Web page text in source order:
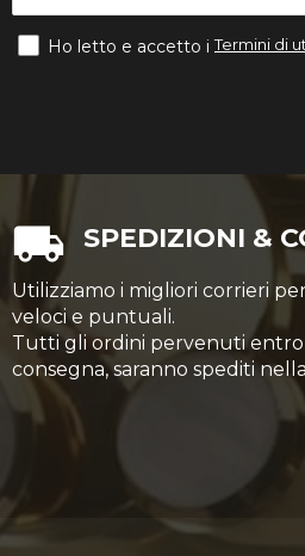
Ho letto e accetto iTermini di
SPEDIZIONI &
Utilizziamo i migliori corrieri
veloci e puntuali.
Tutti gli ordini pervenuti entro
consegna, saranno spediti